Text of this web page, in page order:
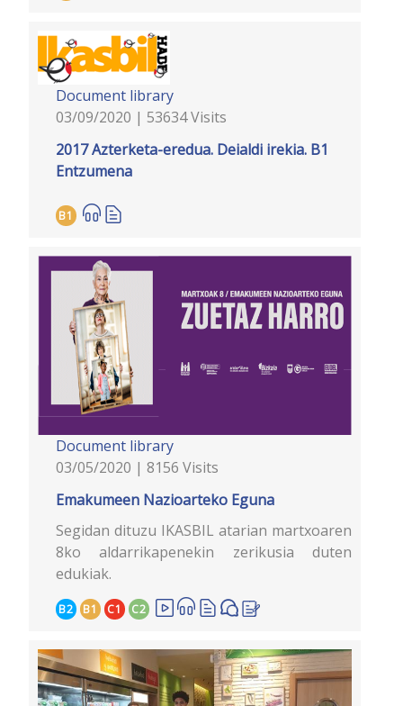
Document library
03/09/2020 | 53634 Visits
2017 Azterketa-eredua. Deialdi irekia. B1
Entzumena
B1
Document library
03/05/2020 | 8156 Visits
Emakumeen Nazioarteko Eguna
Segidan dituzu IKASBIL atarian martxoaren
8ko aldarrikapenekin zerikusia duten
edukiak.
B2 B1 C1 C2